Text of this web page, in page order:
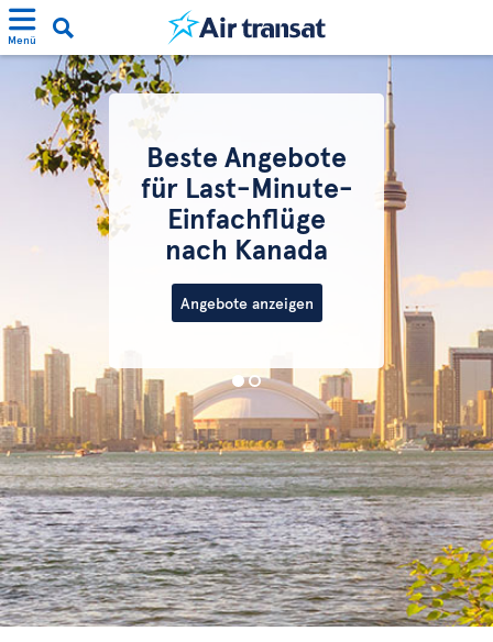
Menü
Beste Angebote
für Last-Minute-
Einfachflüge
nach Kanada
Angebote anzeigen